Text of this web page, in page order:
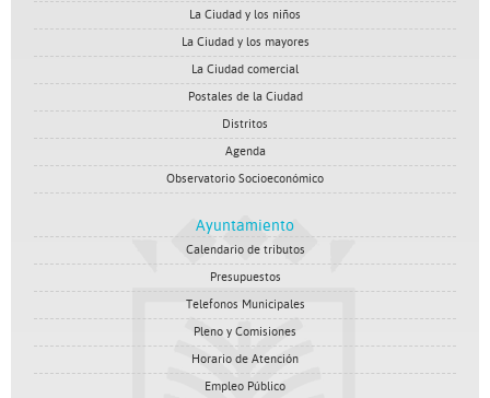
La Ciudad y los niños
La Ciudad y los mayores
La Ciudad comercial
Postales de la Ciudad
Distritos
Agenda
Observatorio Socioeconómico
Ayuntamiento
Calendario de tributos
Presupuestos
Telefonos Municipales
Pleno y Comisiones
Horario de Atención
Empleo Público